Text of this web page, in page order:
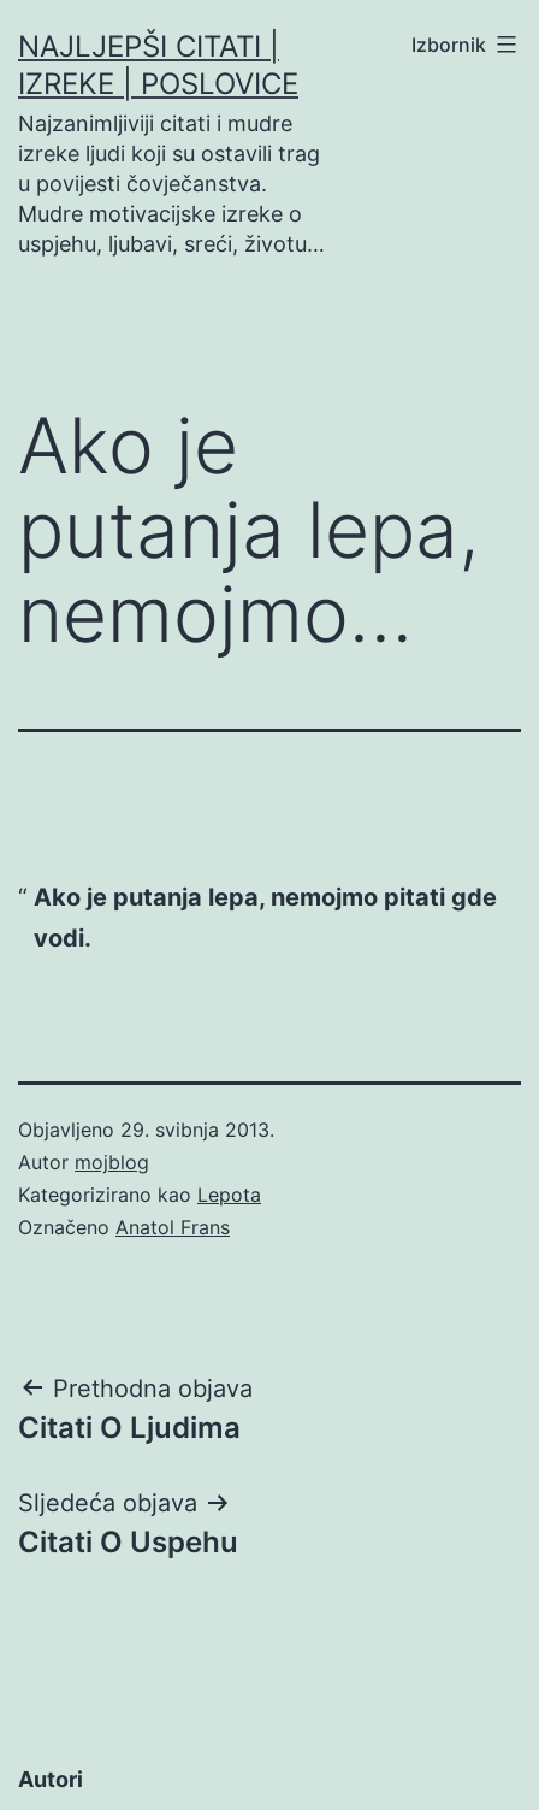
na
sadržaj
NAJLJEPŠI CITATI |
IZREKE | POSLOVICE
Najzanimljiviji citati i mudre
izreke ljudi koji su ostavili trag
u povijesti čovječanstva.
Mudre motivacijske izreke o
uspjehu, ljubavi, sreći, životu…
Izbornik
Ako je
putanja lepa,
nemojmo…
Ako je putanja lepa, nemojmo pitati gde
vodi.
Objavljeno 29. svibnja 2013.
Autor mojblog
Kategorizirano kao Lepota
Označeno Anatol Frans
Navigacija
objava
Prethodna objava
Citati O Ljudima
Sljedeća objava
Citati O Uspehu
Autori